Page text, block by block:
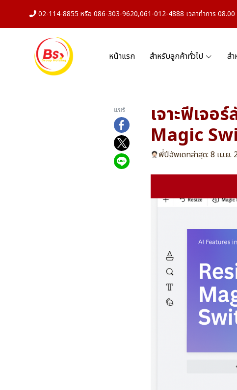
02-114-8855 หรือ 086-303-9620,061-012-4888 เวลาทำการ 08.00
หน้าแรก สำหรับลูกค้าทั่วไป ส
แชร์ เจาะฟีเจอ
Magic
พี่ปีอัพเดทล่าสุด: 8 เม.ย.